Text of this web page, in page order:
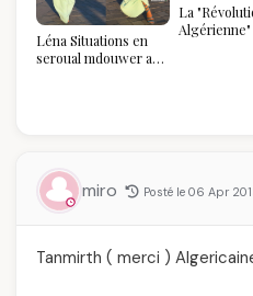
Léna Situations en
seroual mdouwer au
La
Algérienne"
miro Posté le 06 Apr
Tanmirth ( merci )